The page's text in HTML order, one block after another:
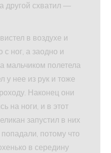
другой схватил —
в воздухе и
с ног, а заодно и
мальчиком полетела
у нее из рук и тоже
Наконец они
на ноги, и в этот
запустил в них
потому что
в середину